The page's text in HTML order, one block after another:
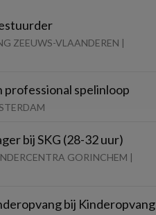
ZEEUWS-VLAANDEREN |
professional spelinloop
bij SKG (28-32 uur)
GORINCHEM |
bij Kinderopvang